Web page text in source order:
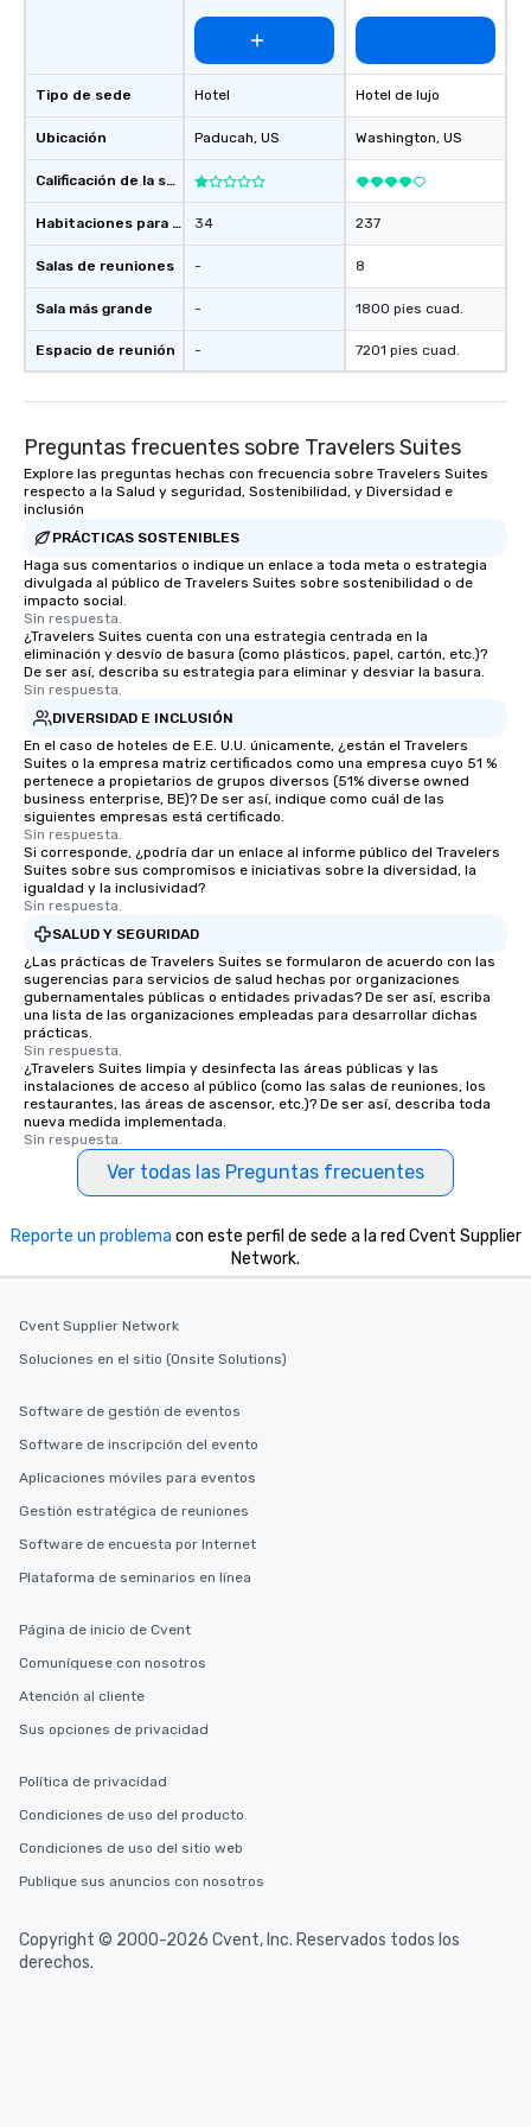
Tipo de sede
Ubicación
Calificación de la sede
Habitaciones para huéspedes
Salas de reuniones
Sala más grande
Espacio de reunión
Hotel
Paducah, US
34
-
-
-
Hotel de lujo
Washington, US
237
8
1800 pies cuad.
7201 pies cuad.
Preguntas frecuentes sobre Travelers Suites
Explore las preguntas hechas con frecuencia sobre Travelers Suites
respecto a la Salud y seguridad, Sostenibilidad, y Diversidad e
inclusión
PRÁCTICAS SOSTENIBLES
Haga sus comentarios o indique un enlace a toda meta o estrategia
divulgada al público de Travelers Suites sobre sostenibilidad o de
impacto social.
Sin respuesta.
¿Travelers Suites cuenta con una estrategia centrada en la
eliminación y desvío de basura (como plásticos, papel, cartón, etc.)?
De ser así, describa su estrategia para eliminar y desviar la basura.
Sin respuesta.
DIVERSIDAD E INCLUSIÓN
En el caso de hoteles de E.E. U.U. únicamente, ¿están el Travelers
Suites o la empresa matriz certificados como una empresa cuyo 51 %
pertenece a propietarios de grupos diversos (51% diverse owned
business enterprise, BE)? De ser así, indique como cuál de las
siguientes empresas está certificado.
Sin respuesta.
Si corresponde, ¿podría dar un enlace al informe público del Travelers
Suites sobre sus compromisos e iniciativas sobre la diversidad, la
igualdad y la inclusividad?
Sin respuesta.
SALUD Y SEGURIDAD
¿Las prácticas de Travelers Suites se formularon de acuerdo con las
sugerencias para servicios de salud hechas por organizaciones
gubernamentales públicas o entidades privadas? De ser así, escriba
una lista de las organizaciones empleadas para desarrollar dichas
prácticas.
Sin respuesta.
¿Travelers Suites limpia y desinfecta las áreas públicas y las
instalaciones de acceso al público (como las salas de reuniones, los
restaurantes, las áreas de ascensor, etc.)? De ser así, describa toda
nueva medida implementada.
Sin respuesta.
Ver todas las Preguntas frecuentes
Reporte un problema con este perfil de sede a la red Cvent Supplier
Network.
Cvent Supplier Network
Soluciones en el sitio (Onsite Solutions)
Software de gestión de eventos
Software de inscripción del evento
Aplicaciones móviles para eventos
Gestión estratégica de reuniones
Software de encuesta por Internet
Plataforma de seminarios en línea
Página de inicio de Cvent
Comuníquese con nosotros
Atención al cliente
Sus opciones de privacidad
Política de privacidad
Condiciones de uso del producto
Condiciones de uso del sitio web
Publique sus anuncios con nosotros
Copyright © 2000-2026 Cvent, Inc. Reservados todos los
derechos.